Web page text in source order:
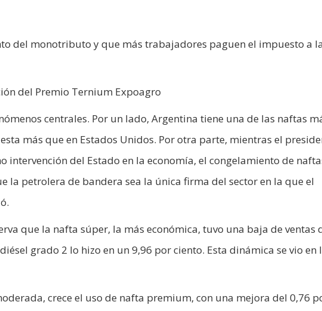
del monotributo y que más trabajadores paguen el impuesto a
del Premio Ternium Expoagro
centrales. Por un lado, Argentina tiene una de las naftas
más que en Estados Unidos. Por otra parte, mientras el
intervención del Estado en la economía, el congelamiento de
la petrolera de bandera sea la única firma del sector en la que el
que la nafta súper, la más económica, tuvo una baja de ventas
grado 2 lo hizo en un 9,96 por ciento. Esta dinámica se vio en
crece el uso de nafta premium, con una mejora del 0,76